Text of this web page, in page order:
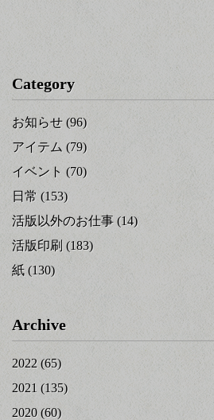
Category
お知らせ (96)
アイテム (79)
イベント (70)
日常 (153)
活版以外のお仕事 (14)
活版印刷 (183)
紙 (130)
Archive
2022 (65)
2021 (135)
2020 (60)